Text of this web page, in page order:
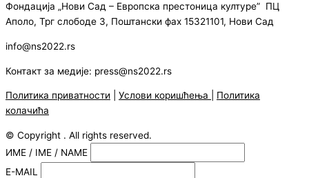
Фондација „Нови Сад – Европска престоница културе” ПЦ
Аполо, Трг слободе 3, Поштански фах 15321101, Нови Сад
info@ns2022.rs
Контакт за медије: press@ns2022.rs
Политика приватности Услови коришћења
Политика
колачића
© Copyright . All rights reserved.
ИМЕ / IME / NAME
E-MAIL